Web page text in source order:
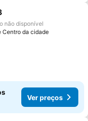
aos favoritos
não disponível
Centro da cidade
Ver preços